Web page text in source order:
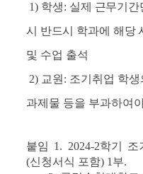
1) 학생: 실제 근무기
시 반드시 학과에 해당
및 수업 출석
2) 교원 : 조기취업 학
과제물 등을 부과하여
붙임 1. 2024-2학기 조
(신청서식 포함) 1 부.